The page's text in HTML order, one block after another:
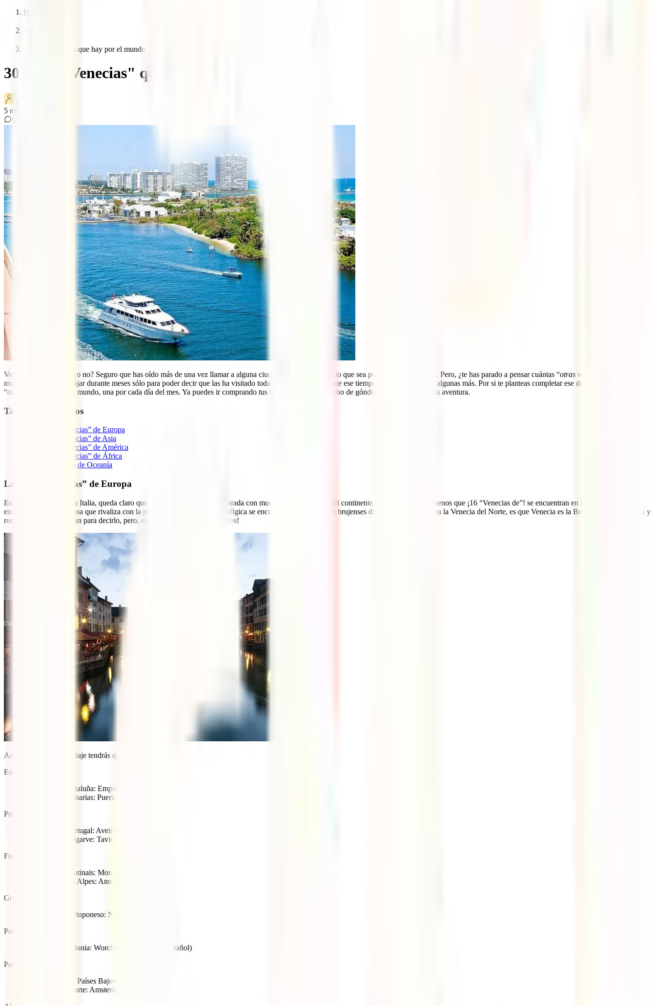
Home
30 otras venecias que hay por el mundo
30 otras "Venecias" que hay por el mundo
5 minutos de lectura
5
Venecia sólo hay una, ¿o no? Seguro que has oído más de una vez llamar a alguna ciudad lo que sea por tener unos canales. Pero, ¿te has parado a pensar cuántas “otras venecias”
mundo? Uno podría viajar durante meses sólo para poder decir que las ha visitado todas y seguro que, durante ese tiempo, habrían aparecido algunas más. Por si te planteas completar ese desafío, te traemos 30
“otras venecias” por el mundo, una por cada día del mes. Ya puedes ir comprando tus billetes de avión, que no de góndola, y que comience la aventura.
Tabla de contenidos
Las otras “Venecias” de Europa
Las otras “Venecias” de Asia
Las otras “Venecias” de América
Las otras “Venecias” de África
La otra Venecia de Oceanía
Las otras “Venecias” de Europa
Estando la “original” en Italia, queda claro que su fama le haría ser comparada con muchas otras ciudades del continente. Nada más y nada menos que ¡16 “Venecias de”! se encuentran en Europa. ¿Por cuál
empezar? Tal vez por una que rivaliza con la propia ciudad italiana. En Bélgica se encuentra Bruja y allí, los brujenses dicen que no es que sea la Venecia del Norte, es que Venecia es la Brujas del Sur. Historia y
romanticismo no le faltan para decirlo, pero, eso sí, ¡aquí no hay gondoleros!
Antes de continuar tu viaje tendrás que pasar por:
España:
la Venecia de Cataluña: Empuriabrava,
la Venecia de Canarias: Puerto Mogán
Portugal:
la Venecia de Portugal: Aveiro,
la Venecia del Algarve: Tavira,
Francia:
la Venecia del Gatinais: Montargis,
la Venecia de los Alpes: Annecy,
Grecia:
la Venecia del Peloponeso: Nafplio
Polonia:
la Venecia de Polonia: Worclaw (Breslavia en español)
Países Bajos:
la Venecia de los Países Bajos: Giethoorn
la Venecia del Norte: Amsterdam